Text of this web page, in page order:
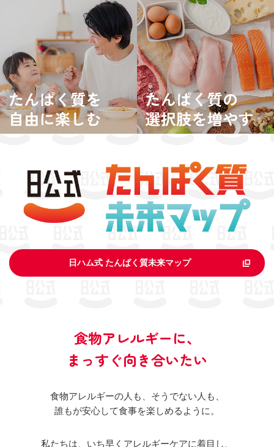
日ハム式 たんぱく質未来マップ
食物アレルギーに、
まっすぐ向き合いたい
食物アレルギーの人も、そうでない人も、
誰もが安心して食事を楽しめるように。
私たちは、いち早くアレルギーケアに着目し、